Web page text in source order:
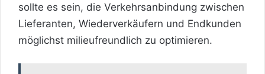
sollte es sein, die Verkehrsanbindung zwischen
Lieferanten, Wiederverkäufern und Endkunden
möglichst milieufreundlich zu optimieren.